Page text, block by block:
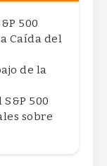
500
Caída del
de la
500
sobre